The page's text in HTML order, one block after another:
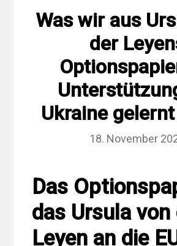
Was wir aus
der
Ukraine
18. November
Das
das Ursula von
Leyen an die